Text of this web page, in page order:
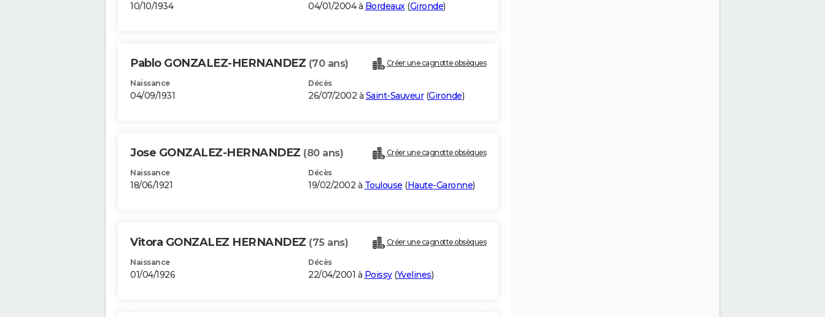
10/10/1934 04/01/2004 à Bordeaux(Gironde)
Pablo GONZALEZ-HERNANDEZ (70 ans) Créer une cagnotte obsèques
Naissance
04/09/1931
Décès
26/07/2002 à Saint-Sauveur(Gironde)
Jose GONZALEZ-HERNANDEZ (80 ans) Créer une cagnotte obsèques
Naissance
18/06/1921
Décès
19/02/2002 à Toulouse (Haute-Garonne)
Vitora GONZALEZ HERNANDEZ (75 ans) Créer une cagnotte obsèques
Naissance
01/04/1926
Décès
22/04/2001 à Poissy(Yvelines)